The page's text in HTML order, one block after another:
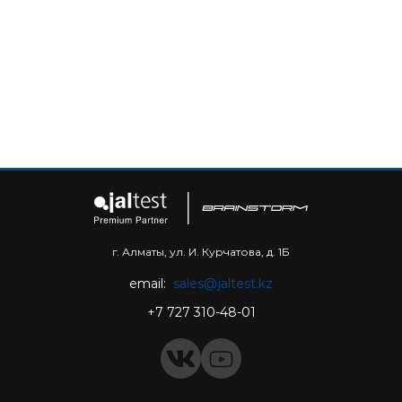
г. Алматы, ул. И. Курчатова, д. 1Б
+7 727 310-48-01
email: sales@jaltest.kz